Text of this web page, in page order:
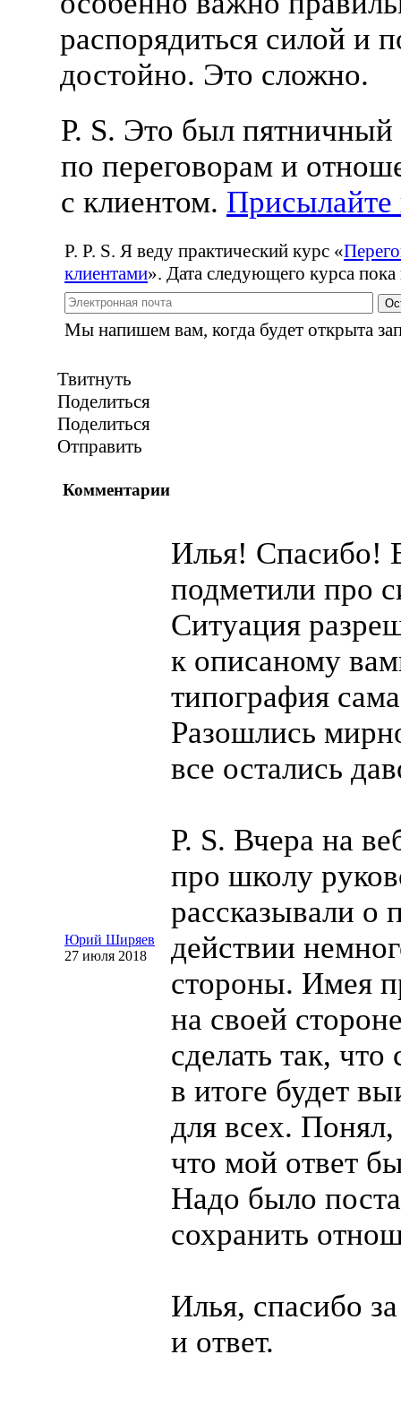
распорядиться силой и
достойно. Это сложно.
P. S. Это был пятничный
по переговорам и
с клиентом.
P. P. S. Я веду практический курс «
клиентами». Дата следующего курса пока
Мы напишем вам, когда будет открыта
Твитнуть
Поделиться
Поделиться
Отправить
Комментарии
Юрий Ширяев
27 июля 2018
Илья! Спасибо!
подметили про
Ситуация
к описаному
типография
Разошлись
все остались
P. S. Вчера на
про школу
рассказывали о
действии
стороны. Имея
на своей
сделать так, что
в итоге будет
для всех. Понял,
что мой ответ
Надо было
сохранить
Илья, спасибо
и ответ.